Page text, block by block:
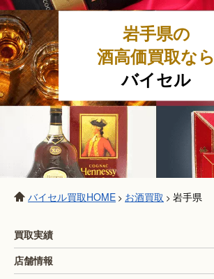
岩手県の
酒高価買取なら
バイセル
バイセル買取HOME > お酒買取 > 岩手県
買取実績
店舗情報